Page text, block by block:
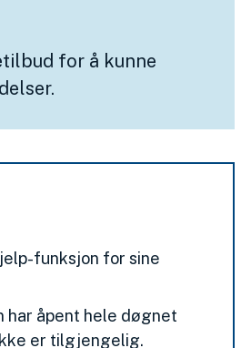
for å kunne
funksjon for sine
har åpent hele døgnet
er tilgjengelig.